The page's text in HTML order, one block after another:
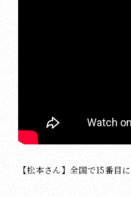
【松本さん】全国で15番目